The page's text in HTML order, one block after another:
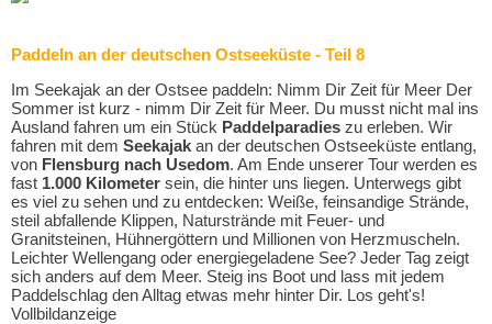
Paddeln an der deutschen Ostseeküste - Teil 8
Im Seekajak an der Ostsee paddeln: Nimm Dir Zeit für Meer Der
Sommer ist kurz - nimm Dir Zeit für Meer. Du musst nicht mal ins
Ausland fahren um ein Stück Paddelparadies zu erleben. Wir
fahren mit dem Seekajak an der deutschen Ostseeküste entlang,
von Flensburg nach Usedom. Am Ende unserer Tour werden es
fast 1.000 Kilometer sein, die hinter uns liegen. Unterwegs gibt
es viel zu sehen und zu entdecken: Weiße, feinsandige Strände,
steil abfallende Klippen, Naturstrände mit Feuer- und
Granitsteinen, Hühnergöttern und Millionen von Herzmuscheln.
Leichter Wellengang oder energiegeladene See? Jeder Tag zeigt
sich anders auf dem Meer. Steig ins Boot und lass mit jedem
Paddelschlag den Alltag etwas mehr hinter Dir. Los geht's!
Vollbildanzeige